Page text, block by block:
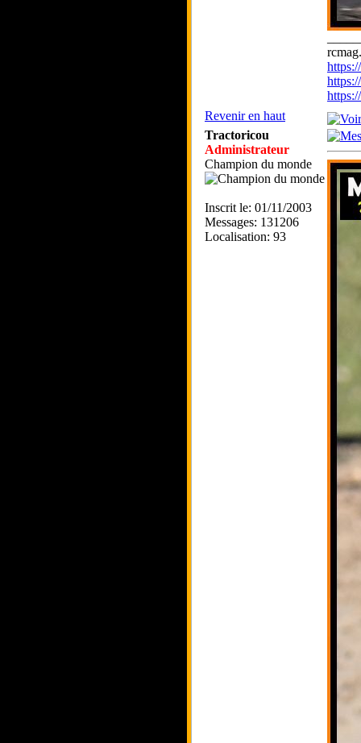
Revenir en haut
Tractoricou
Administrateur
Champion du monde
Inscrit le: 01/11/2003
Messages: 131206
Localisation: 93